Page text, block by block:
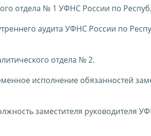
отдела № 1 УФНС России по
аудита УФНС России по
отдела № 2.
исполнение обязанностей
заместителя руководителя